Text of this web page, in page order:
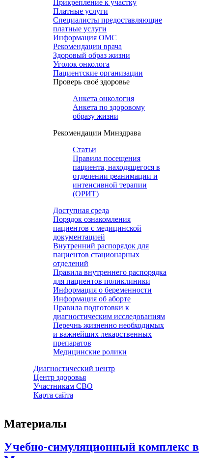
Прикрепление к участку
Платные услуги
Специалисты предоставляющие
платные услуги
Информация ОМС
Рекомендации врача
Здоровый образ жизни
Уголок онколога
Пациентские организации
Проверь своё здоровье
Анкета онкология
Анкета по здоровому
образу жизни
Рекомендации Минздрава
Статьи
Правила посещения
пациента, находящегося в
отделении реанимации и
интенсивной терапии
(ОРИТ)
Доступная среда
Порядок ознакомления
пациентов с медицинской
документацией
Внутренний распорядок для
пациентов стационарных
отделений
Правила внутреннего распорядка
для пациентов поликлиники
Информация о беременности
Информация об аборте
Правила подготовки к
диагностическим исследованиям
Перечнь жизненно необходимых
и важнейших лекарственных
препаратов
Медицинские ролики
Диагностический центр
Центр здоровья
Участникам СВО
Карта сайта
Материалы
Учебно-симуляционный комплекс в